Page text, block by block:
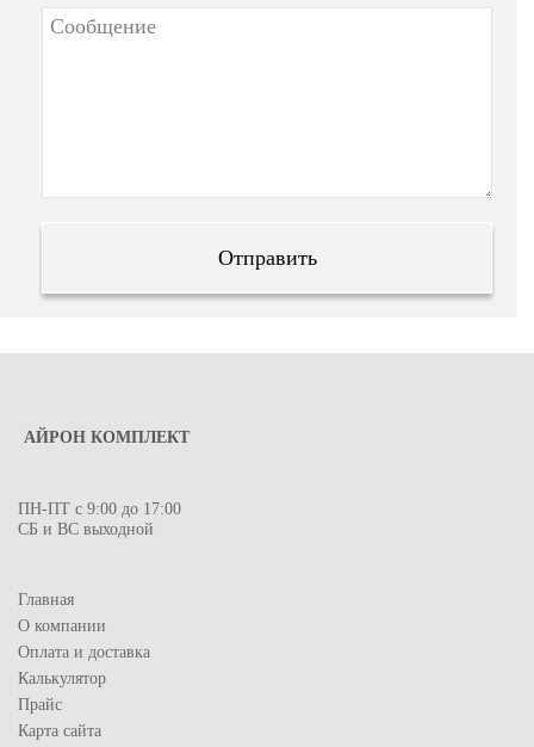
АЙРОН КОМПЛЕКТ
ПН-ПТ с 9:00 до 17:00
СБ и ВС выходной
Главная
О компании
Оплата и доставка
Калькулятор
Прайс
Карта сайта